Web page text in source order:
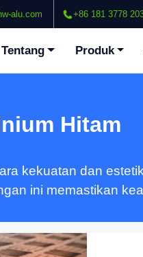
alu.com +86 181 3778
Tentang Produk
Hitam
kekuatan dan
ini memastikan